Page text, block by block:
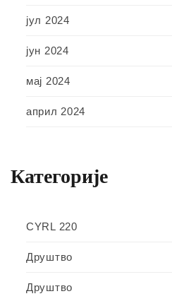
јул 2024
јун 2024
мај 2024
април 2024
Категорије
CYRL 220
Друштво
Друштво